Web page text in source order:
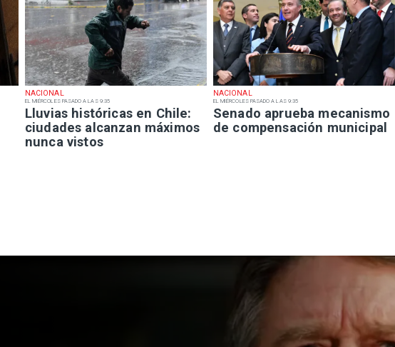
NACIONAL
EL MIÉRCOLES PASADO A LAS 9:35
Lluvias históricas en Chile:
ciudades alcanzan máximos
nunca vistos
NACIONAL
EL MIÉRCOLES PASADO A LAS 9:35
Senado aprueba mecanismo
de compensación municipal